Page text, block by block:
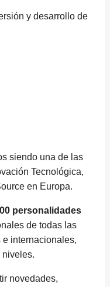
y desarrollo de
siendo una de las
Tecnológica,
en Europa.
personalidades
de todas las
internacionales,
niveles.
novedades,